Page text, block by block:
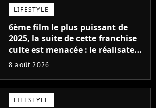
LIFESTYLE
6ème film le plus puissant de
2025, la suite de cette franchise
culte est menacée : le réalisateur
claque la porte pour "différends
8 août 2026
LIFESTYLE